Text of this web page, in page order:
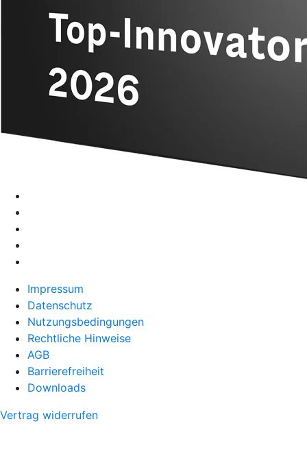
Impressum
Datenschutz
Nutzungsbedingungen
Rechtliche Hinweise
AGB
Barrierefreiheit
Downloads
Vertrag widerrufen